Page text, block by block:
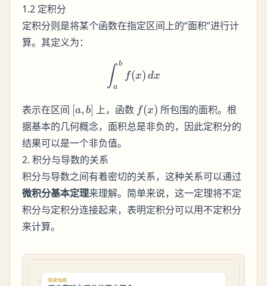
1.2 定积分
定积分则是将某个函数在指定区间上的“面积”进行计
算。其定义为：
\int_a^b f(x) \, dx
∫a
b
f(x) dx
表示在区间 [a,
b]
[a, b] 上，函数 f(x)
f(x) 所包围的面积。根
据基本的几何概念，面积总是非负的，因此定积分的
结果可以是一个非负值。
2. 积分与导数的关系
积分与导数之间有着密切的关系，这种关系可以通过
微积分基本定理来理解。简单来说，这一定理将不定
积分与定积分连接起来，表明定积分可以用不定积分
来计算。